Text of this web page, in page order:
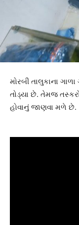
મોરબી તાલુકાના
તોડ્યા છે. તેમજ
હોવાનું જાણવા મળે છે.